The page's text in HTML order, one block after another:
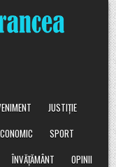
JUSTIȚIE
SPORT
ÎNVĂȚĂMÂNT
OPINII